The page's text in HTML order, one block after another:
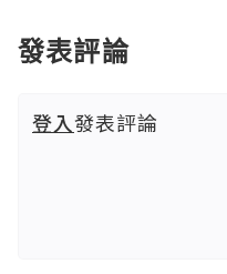
發表評論
登入發表評論